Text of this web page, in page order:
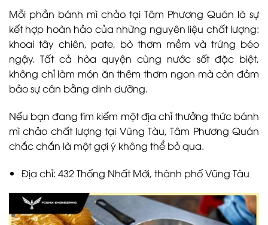
Mỗi phần bánh mì chảo tại Tâm Phương Quán là sự
kết hợp hoàn hảo của những nguyên liệu chất lượng:
khoai tây chiên, pate, bò thơm mềm và trứng béo
ngậy. Tất cả hòa quyện cùng nước sốt đặc biệt,
không chỉ làm món ăn thêm thơm ngon mà còn đảm
bảo sự cân bằng dinh dưỡng.
Nếu bạn đang tìm kiếm một địa chỉ thưởng thức bánh
mì chảo chất lượng tại Vũng Tàu, Tâm Phương Quán
chắc chắn là một gợi ý không thể bỏ qua.
Địa chỉ: 432 Thống Nhất Mới, thành phố Vũng Tàu